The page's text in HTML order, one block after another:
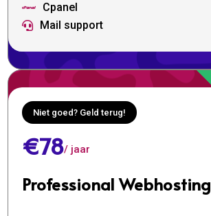
 Cpanel
 Mail support
Niet goed? Geld terug!
€78/ jaar
Professional Webhosting